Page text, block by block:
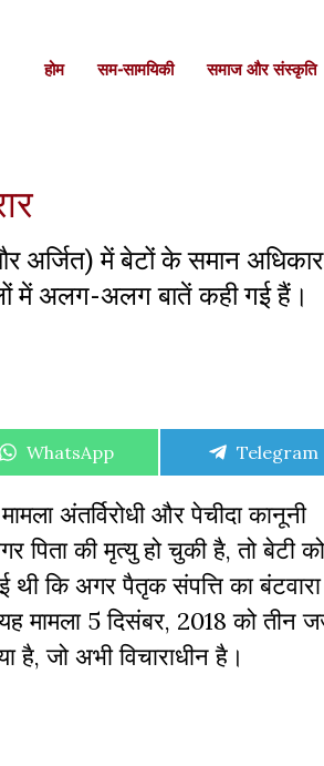
होम सम-सामयिकी समाज और संस्कृति
अर्जित) में बेटों के समान
में अलग-अलग बातें कही गई हैं।
Share
WhatsApp
Share
Telegram
अंतर्विरोधी और पेचीदा कानूनी
की मृत्यु हो चुकी है, तो बेटी को
थी कि अगर पैतृक संपत्ति का
मामला 5 दिसंबर, 2018 को तीन
जो अभी विचाराधीन है।